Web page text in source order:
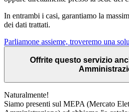
In entrambi i casi, garantiamo la
dei dati trattati.
Parliamone assieme, troveremo una
Offrite questo servizio
Naturalmente!
Siamo presenti sul MEPA (Mercato